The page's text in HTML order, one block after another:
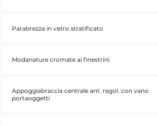
Parabrezza in vetro stratificato
Modanature cromate ai finestrini
Appoggiabraccia centrale ant. regol. con vano
portaoggetti